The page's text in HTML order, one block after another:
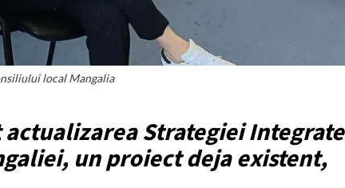
local Mangalia
Strategiei Integrate
un proiect deja existent,